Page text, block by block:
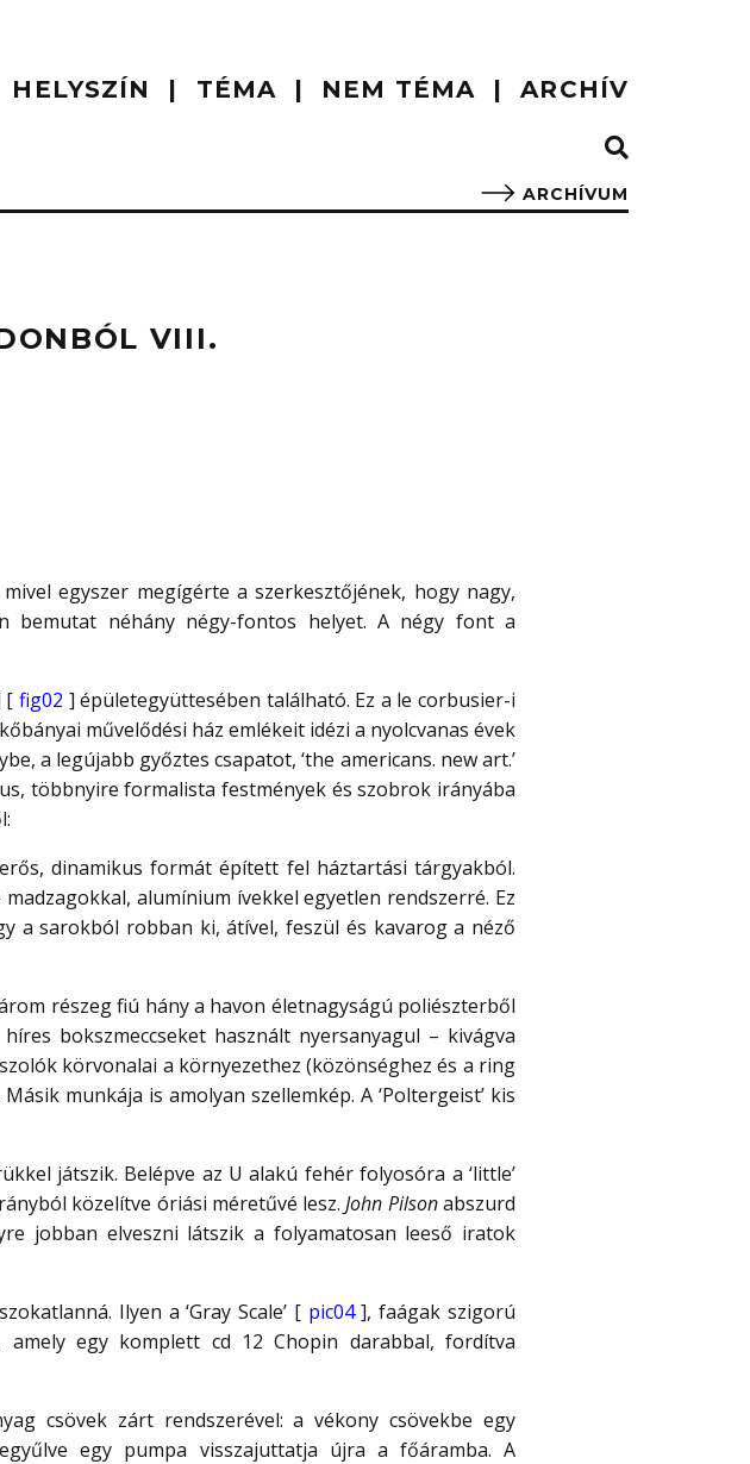
HELYSZÍN TÉMA NEM TÉMA ARCHÍV
ARCHÍVUM
VIII.
egyszer megígérte a szerkesztőjének, hogy nagy,
bemutat néhány négy-fontos helyet. A négy font a
[fig02 ] épületegyüttesében található. Ez a le corbusier-i
művelődési ház emlékeit idézi a nyolcvanas évek
a legújabb győztes csapatot, ‘the americans. new art.’
többnyire formalista festmények és szobrok irányába
dinamikus formát épített fel háztartási tárgyakból.
alumínium ívekkel egyetlen rendszerré. Ez
a sarokból robban ki, átível, feszül és kavarog a néző
részeg fiú hány a havon életnagyságú poliészterből
híres bokszmeccseket használt nyersanyagul – kivágva
körvonalai a környezethez (közönséghez és a ring
munkája is amolyan szellemkép. A ‘Poltergeist’ kis
játszik. Belépve az U alakú fehér folyosóra a ‘little’
közelítve óriási méretűvé lesz.John Pilsonabszurd
jobban elveszni látszik a folyamatosan leeső iratok
Ilyen a ‘Gray Scale’ [ pic04], faágak szigorú
amely egy komplett cd 12 Chopin darabbal, fordítva
csövek zárt rendszerével: a vékony csövekbe egy
egy pumpa visszajuttatja újra a főáramba. A